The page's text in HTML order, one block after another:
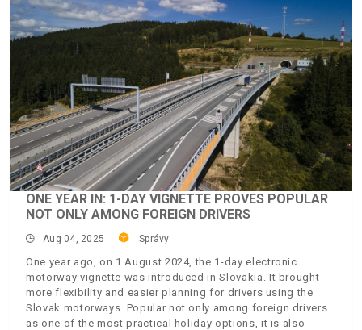
ONE YEAR IN: 1-DAY VIGNETTE PROVES POPULAR
NOT ONLY AMONG FOREIGN DRIVERS
Aug 04, 2025 Správy
One year ago, on 1 August 2024, the 1-day electronic
motorway vignette was introduced in Slovakia. It brought
more flexibility and easier planning for drivers using the
Slovak motorways. Popular not only among foreign drivers
as one of the most practical holiday options, it is also